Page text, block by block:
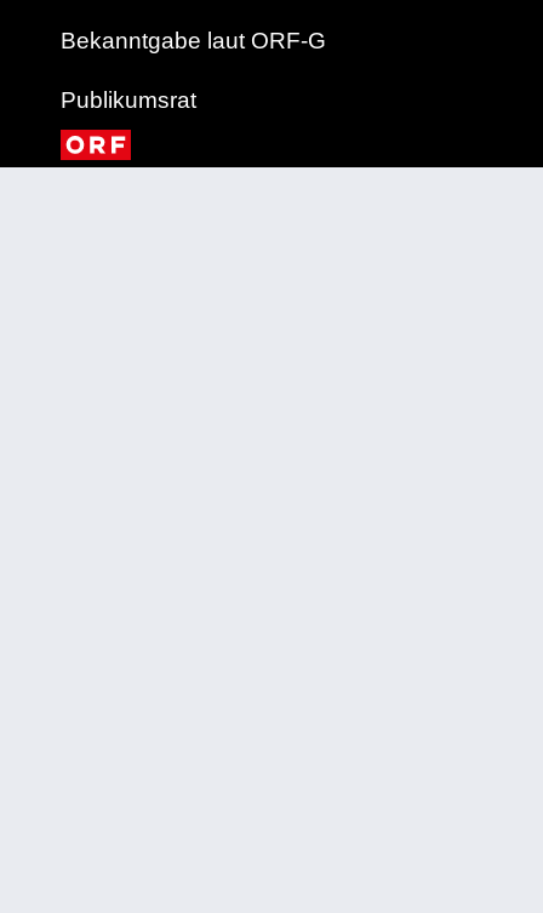
Bekanntgabe laut ORF-G
Publikumsrat